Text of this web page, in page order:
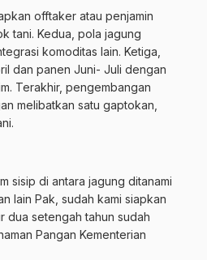
offtaker atau penjamin
tani. Kedua, pola jagung
komoditas lain. Ketiga,
dan panen Juni- Juli dengan
Terakhir, pengembangan
melibatkan satu gaptokan,
sisip di antara jagung ditanami
lain Pak, sudah kami siapkan
dua setengah tahun sudah
Pangan Kementerian